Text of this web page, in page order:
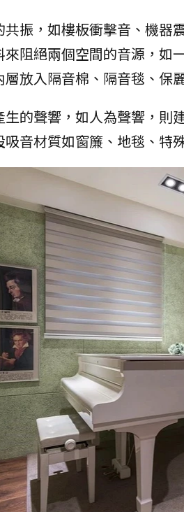
振，如樓板衝擊音、機器
阻絕兩個空間的音源，如
放入隔音棉、隔音毯、保
生的聲響，如人為聲響，
音材質如窗簾、地毯、特